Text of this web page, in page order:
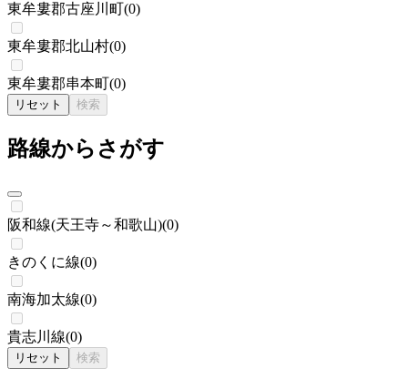
東牟婁郡古座川町(0)
東牟婁郡北山村(0)
東牟婁郡串本町(0)
リセット 検索
路線からさがす
阪和線(天王寺～和歌山)(0)
きのくに線(0)
南海加太線(0)
貴志川線(0)
リセット 検索